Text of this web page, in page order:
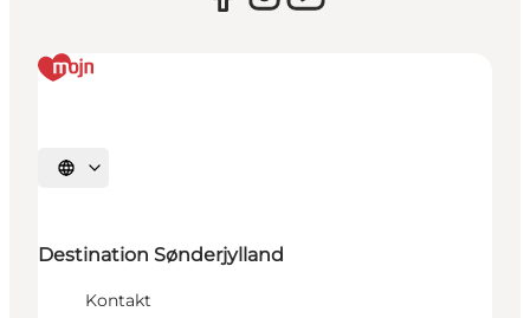
Sprache auswählen
Destination Sønderjylland
Kontakt